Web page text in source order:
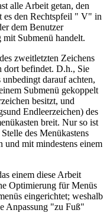
alle Arbeit getan, den
es den Rechtspfeil " V" in
dem Benutzer
mit Submenü handelt.
zweitletzten Zeichens
dort befindet. D.h., Sie
darauf achten,
Submenü gekoppelt
besitzt, und
Endleerzeichen) des
breit. Nur so ist
des Menükastens
und mit mindestens einem
einem diese Arbeit
Optimierung für Menüs
eingerichtet; weshalb
Anpassung "zu Fuß"